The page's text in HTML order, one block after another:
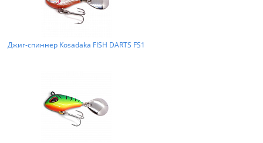
Джиг-спиннер Kosadaka FISH DARTS FS1